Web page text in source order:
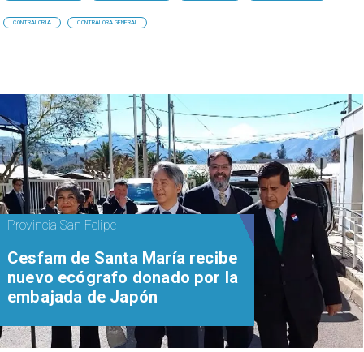
CONTRALORIA CONTRALORA GENERAL
Provincia San Felipe
Cesfam de Santa María recibe
nuevo ecógrafo donado por la
embajada de Japón